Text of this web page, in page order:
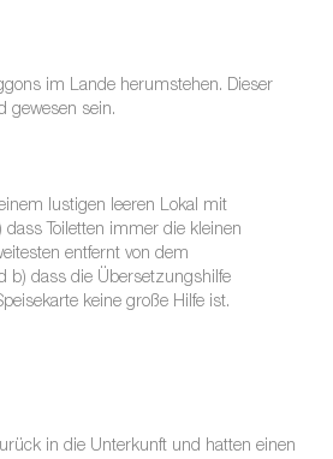
im Lande herumstehen. Dieser
gewesen sein.
lustigen leeren Lokal mit
dass Toiletten immer die kleinen
entfernt von dem
b) dass die Übersetzungshilfe
keine große Hilfe ist.
in die Unterkunft und hatten einen